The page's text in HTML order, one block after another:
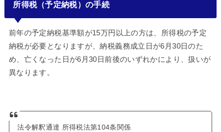
所得税（予定納税）の手続
前年の予定納税基準額が15万円以上の方は、所得税の予定
納税が必要となりますが、納税義務成立日が6月30日のた
め、亡くなった日が6月30日前後のいずれかにより、扱いが
異なります。
法令解釈通達 所得税法第104条関係